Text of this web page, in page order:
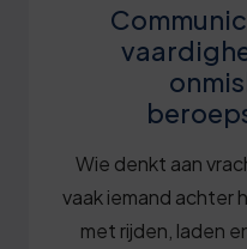
Wie denkt aan
vaak iemand achter
met rijden, laden